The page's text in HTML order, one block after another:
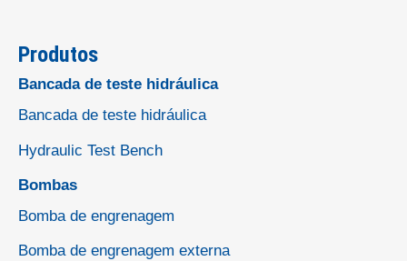
Produtos
Bancada de teste hidráulica
Bancada de teste hidráulica
Hydraulic Test Bench
Bombas
Bomba de engrenagem
Bomba de engrenagem externa